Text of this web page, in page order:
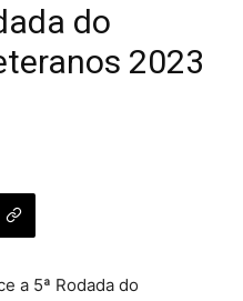
do
2023
a 5ª Rodada do